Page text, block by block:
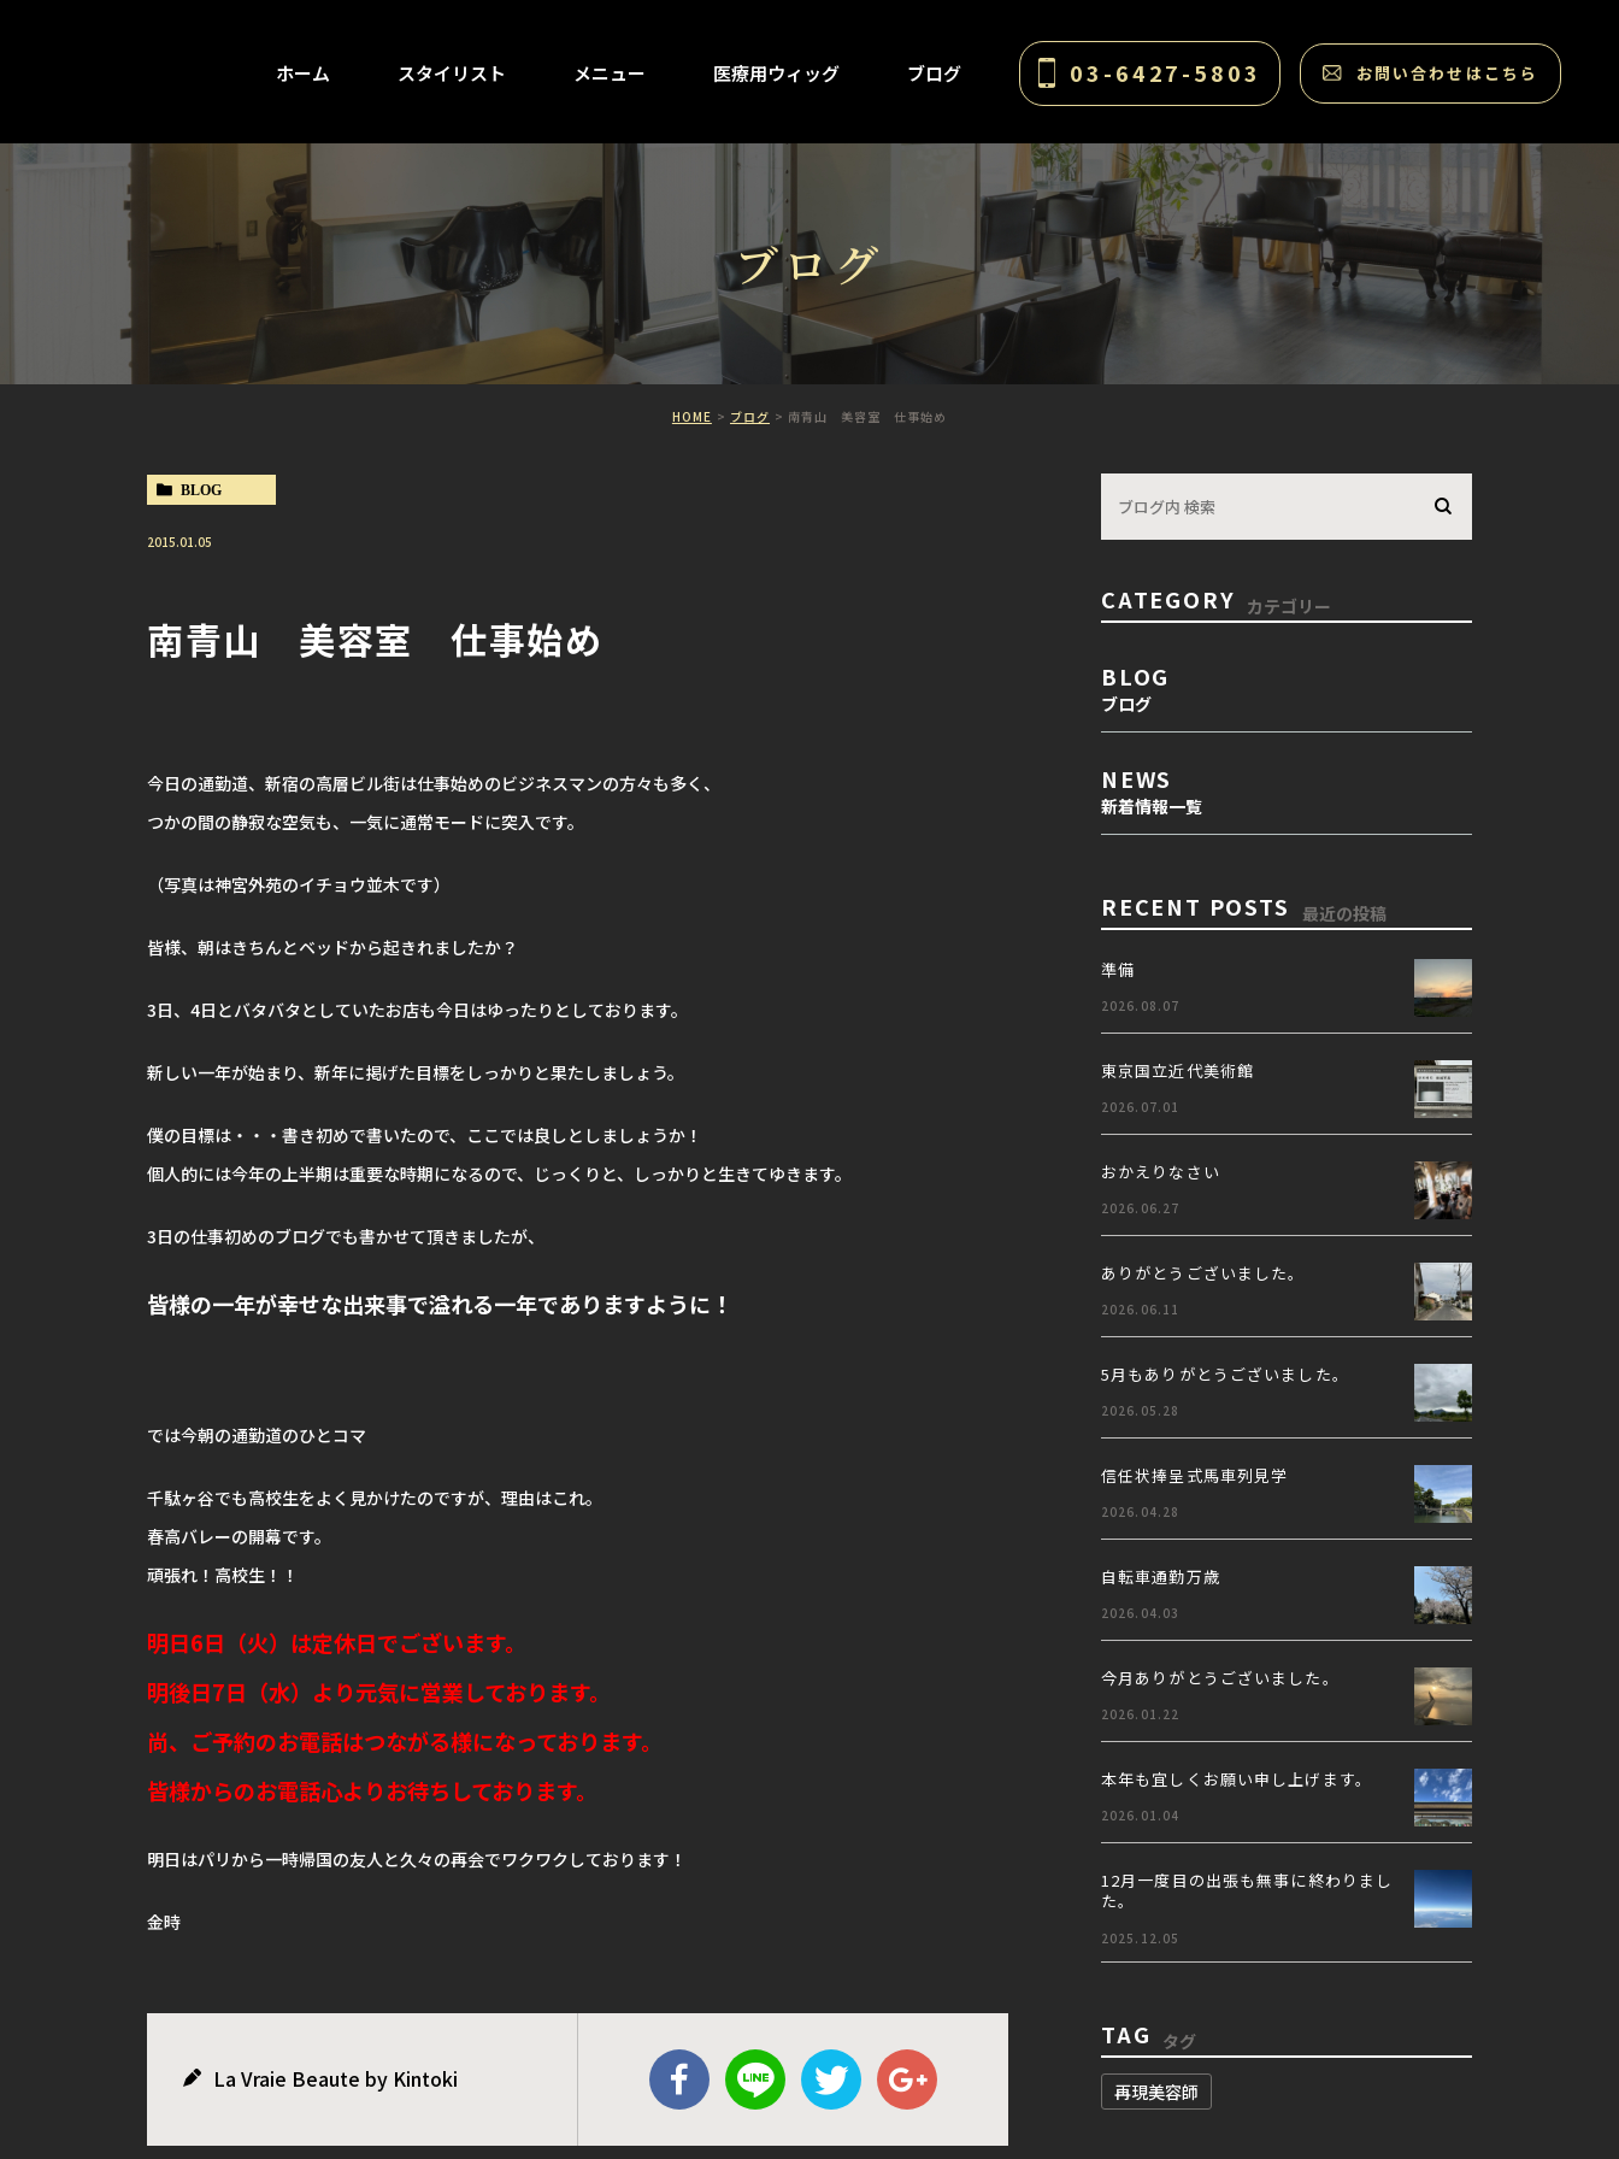
ホーム スタイリスト メニュー 医療用ウィッグ ブログ 03-6427-5803 お問い合わせはこちら
ブログ
HOME ブログ 南青山 美容室 仕事始め
BLOG
2015.01.05
南青山 美容室 仕事始め
今日の通勤道、新宿の高層ビル街は仕事始めのビジネスマンの方々も多く、
つかの間の静寂な空気も、一気に通常モードに突入です。
（写真は神宮外苑のイチョウ並木です）
皆様、朝はきちんとベッドから起きれましたか？
3日、4日とバタバタとしていたお店も今日はゆったりとしております。
新しい一年が始まり、新年に掲げた目標をしっかりと果たしましょう。
僕の目標は・・・書き初めで書いたので、ここでは良しとしましょうか！
個人的には今年の上半期は重要な時期になるので、じっくりと、しっかりと生きてゆきます。
3日の仕事初めのブログでも書かせて頂きましたが、
皆様の一年が幸せな出来事で溢れる一年でありますように！
では今朝の通勤道のひとコマ
千駄ヶ谷でも高校生をよく見かけたのですが、理由はこれ。
春高バレーの開幕です。
頑張れ！高校生！！
明日6日（火）は定休日でございます。
明後日7日（水）より元気に営業しております。
尚、ご予約のお電話はつながる様になっております。
皆様からのお電話心よりお待ちしております。
明日はパリから一時帰国の友人と久々の再会でワクワクしております！
金時
La Vraie Beaute by Kintoki
CATEGORY カテゴリー
BLOG
ブログ
NEWS
新着情報一覧
RECENT POSTS 最近の投稿
準備
2026.08.07
東京国立近代美術館
2026.07.01
おかえりなさい
2026.06.27
ありがとうございました。
2026.06.11
5月もありがとうございました。
2026.05.28
信任状捧呈式馬車列見学
2026.04.28
自転車通勤万歳
2026.04.03
今月ありがとうございました。
2026.01.22
本年も宜しくお願い申し上げます。
2026.01.04
12月一度目の出張も無事に終わりまし
た。
2025.12.05
TAG タグ
再現美容師